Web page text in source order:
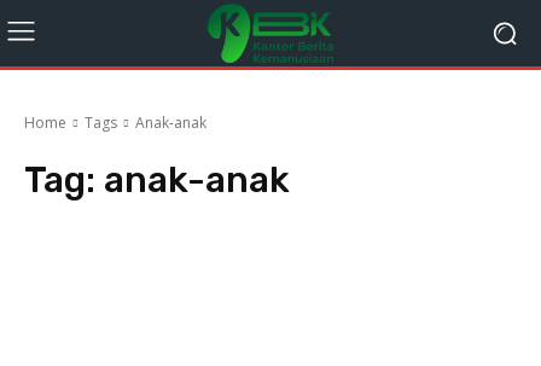
Home Tags Anak-anak
Tag: anak-anak